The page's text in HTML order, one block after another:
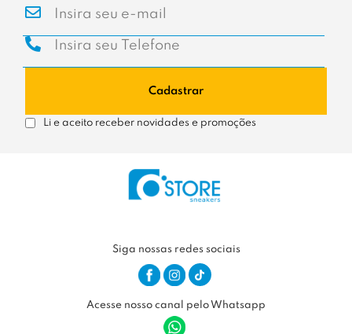
Cadastrar
Li e aceito receber novidades e promoções
Siga nossas redes sociais
Acesse nosso canal pelo Whatsapp